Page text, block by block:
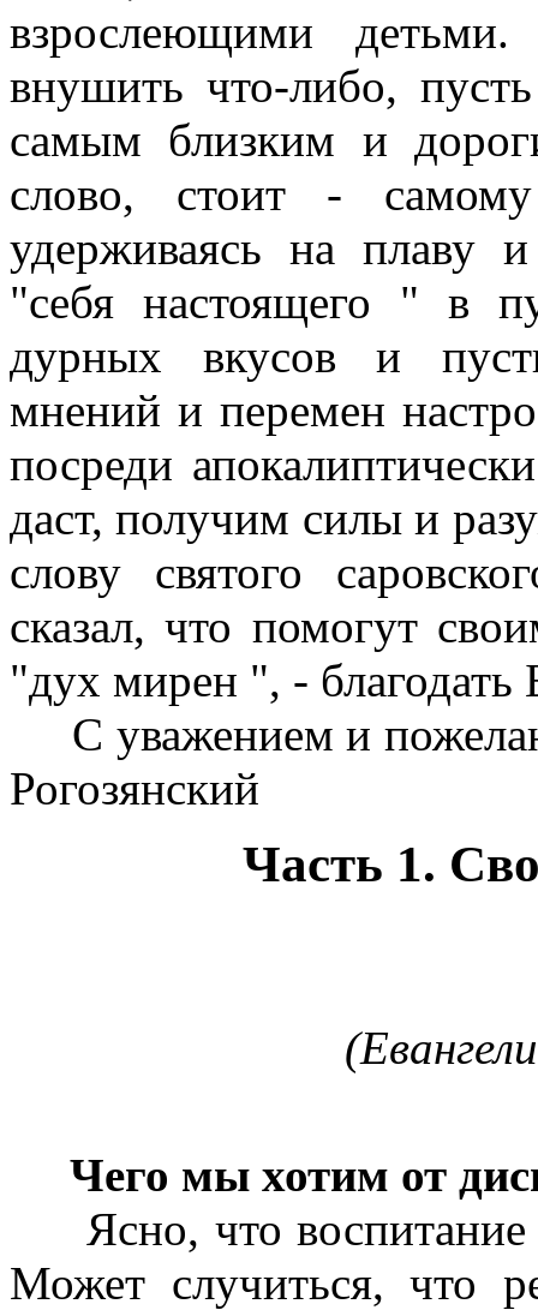
взрослеющими
внушить что-либо,
самым близким и
слово, стоит -
удерживаясь на плаву
"себя настоящего " в
дурных вкусов и
мнений и перемен
посреди
даст, получим силы и
слову святого
сказал, что помогут
"дух мирен ", -
С уважением и
Рогозянский
Часть 1.
Чего мы хотим от
Ясно, что воспитание
Может случиться, что